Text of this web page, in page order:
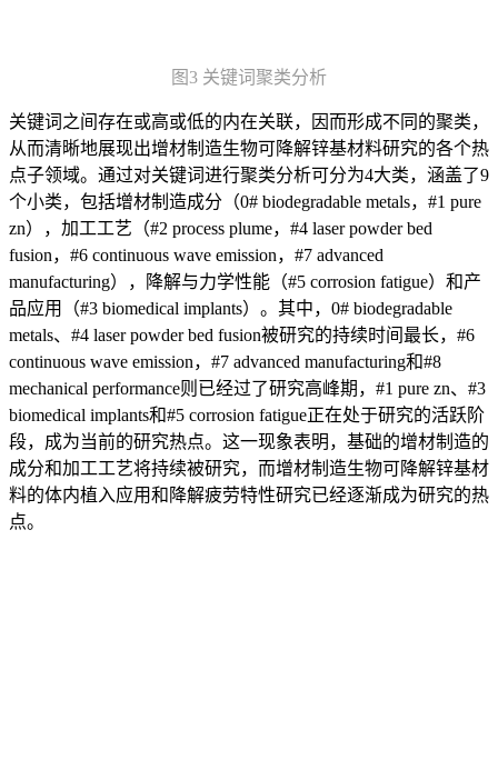
图3 关键词聚类分析
关键词之间存在或高或低的内在关联，因而形成不同的聚类，
从而清晰地展现出增材制造生物可降解锌基材料研究的各个热
点子领域。通过对关键词进行聚类分析可分为4大类，涵盖了9
个小类，包括增材制造成分（0# biodegradable metals，#1 pure
zn），加工工艺（#2 process plume，#4 laser powder bed
fusion，#6 continuous wave emission，#7 advanced
manufacturing），降解与力学性能（#5 corrosion fatigue）和产
品应用（#3 biomedical implants）。其中，0# biodegradable
metals、#4 laser powder bed fusion被研究的持续时间最长，#6
continuous wave emission，#7 advanced manufacturing和#8
mechanical performance则已经过了研究高峰期，#1 pure zn、#3
biomedical implants和#5 corrosion fatigue正在处于研究的活跃阶
段，成为当前的研究热点。这一现象表明，基础的增材制造的
成分和加工工艺将持续被研究，而增材制造生物可降解锌基材
料的体内植入应用和降解疲劳特性研究已经逐渐成为研究的热
点。